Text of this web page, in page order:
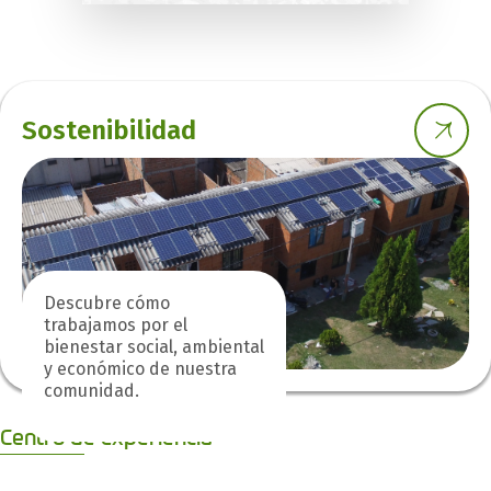
Sostenibilidad
Descubre cómo
trabajamos por el
bienestar social, ambiental
y económico de nuestra
comunidad.
Centro de experiencia